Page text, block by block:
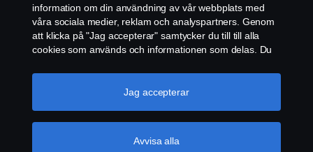
Södermanlands län
Östergötlands län
Allmänna villkor
Vi respekterar din integritet. Dina kontaktuppgifter
hanteras enligt vårintegritetspolicyinom Scania
Sveriges organisation.
integritetspolicy och samtycker till
tjänster, service och avtal
COOKIE POLICY
COOKIE-INSTÄLLNINGAR
information om din användning av vår webbplats med
våra sociala medier, reklam och analyspartners. Genom
att klicka på "Jag accepterar" samtycker du till till alla
cookies som används och informationen som delas. Du
"Cookie-inställningar" och välja de kategorier du vill
acceptera. För en mer detaljerad förklaring av hur vi
Avvisa alla
Jag accepterar